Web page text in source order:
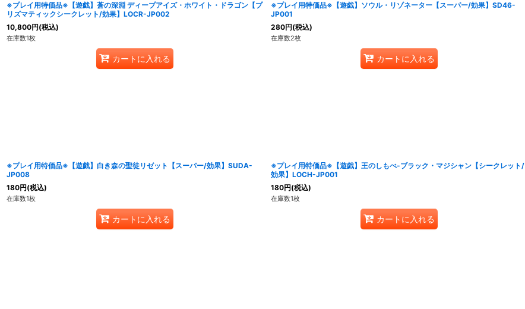
※プレイ用特価品※【遊戯】蒼の深淵 ディープアイズ・ホワイト・ドラゴン【プ
リズマティックシークレット/効果】LOCR-JP002
10,800円(税込)
在庫数1枚
カートに入れる
※プレイ用特価品※【遊戯】ソウル・リゾネーター【スーパー/効果】SD46-
JP001
280円(税込)
在庫数2枚
カートに入れる
※プレイ用特価品※【遊戯】白き森の聖徒リゼット【スーパー/効果】SUDA-
JP008
180円(税込)
在庫数1枚
カートに入れる
※プレイ用特価品※【遊戯】王のしもべ-ブラック・マジシャン【シークレット/
効果】LOCH-JP001
180円(税込)
在庫数1枚
カートに入れる